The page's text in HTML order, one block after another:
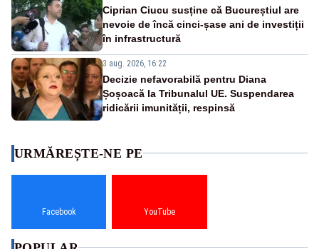
Ciprian Ciucu susține că Bucureștiul are
nevoie de încă cinci-șase ani de investiții
în infrastructură
3 aug. 2026, 16:22
Decizie nefavorabilă pentru Diana
Șoșoacă la Tribunalul UE. Suspendarea
ridicării imunității, respinsă
URMĂREȘTE-NE PE
Facebook YouTube